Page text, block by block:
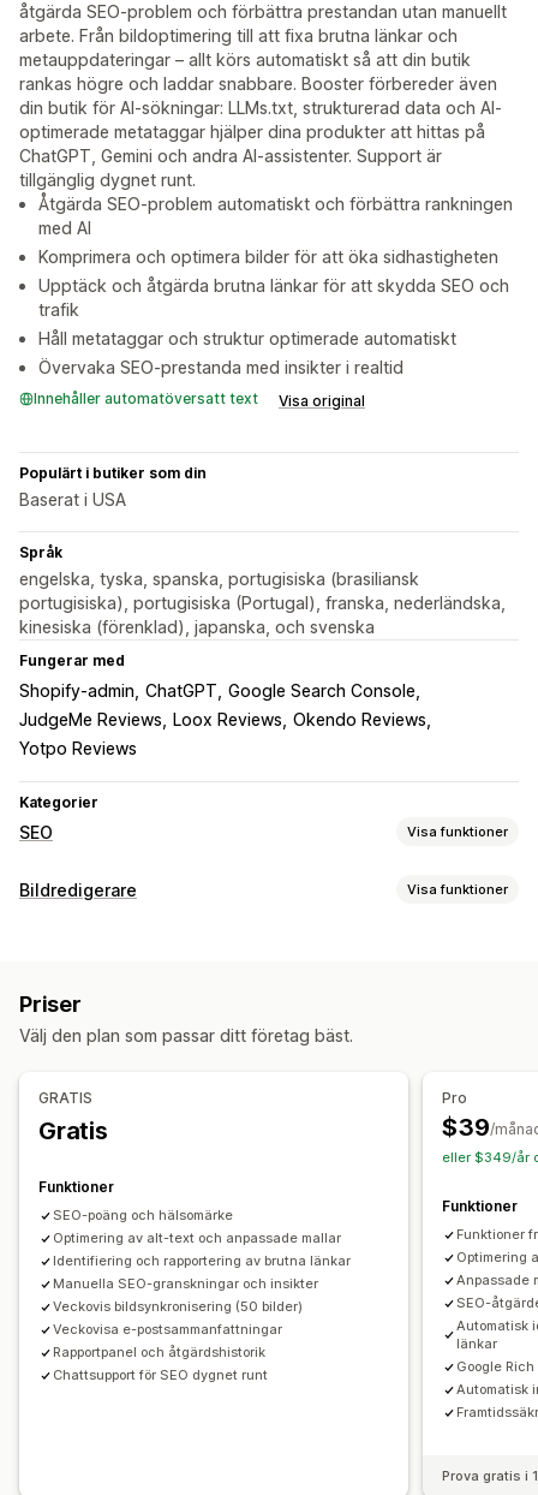
åtgärda SEO-problem och förbättra prestandan utan manuellt
arbete. Från bildoptimering till att fixa brutna länkar och
metauppdateringar – allt körs automatiskt så att din butik
rankas högre och laddar snabbare. Booster förbereder även
din butik för AI-sökningar: LLMs.txt, strukturerad data och AI-
optimerade metataggar hjälper dina produkter att hittas på
ChatGPT, Gemini och andra AI-assistenter. Support är
tillgänglig dygnet runt.
Åtgärda SEO-problem automatiskt och förbättra rankningen
med AI
Komprimera och optimera bilder för att öka sidhastigheten
Upptäck och åtgärda brutna länkar för att skydda SEO och
trafik
Håll metataggar och struktur optimerade automatiskt
Övervaka SEO-prestanda med insikter i realtid
Innehåller automatöversatt text Visa original
Populärt i butiker som din
Baserat i USA
Språk
engelska, tyska, spanska, portugisiska (brasiliansk
portugisiska), portugisiska (Portugal), franska, nederländska,
kinesiska (förenklad), japanska, och svenska
Fungerar med
Shopify-admin ChatGPT Google Search Console
JudgeMe Reviews
Loox Reviews Okendo Reviews
Yotpo Reviews
Kategorier
SEO Visa funktioner
SEO-verktyg
Sidindexering
Scheman Skript Massredigering AI-generering
Innehållsoptimering
Temaoptimering
Övervakning av prestanda
SEO-poäng Granskningar
Insikter och tips
Analysverktyg
Sökordsanalys
Hastighetsanalys
Länkanalys Innehållsanalys Rankningspårning
Webbplatstrafik
Bildredigerare Visa funktioner
Kvalitetskontroll
Priser
Välj den plan som passar ditt företag bäst.
GRATIS
Gratis
Funktioner
SEO-poäng och hälsomärke
Optimering av alt-text och anpassade mallar
Identifiering och rapportering av brutna länkar
Manuella SEO-granskningar och insikter
Veckovis bildsynkronisering (50 bilder)
Veckovisa e-postsammanfattningar
Rapportpanel och åtgärdshistorik
Chattsupport för SEO dygnet runt
Pro
$39/
eller $349/år
Funktioner
Funktioner
Optimering
Anpassade
SEO-
Automatisk
länkar
Google
Automatisk
Prova gratis i